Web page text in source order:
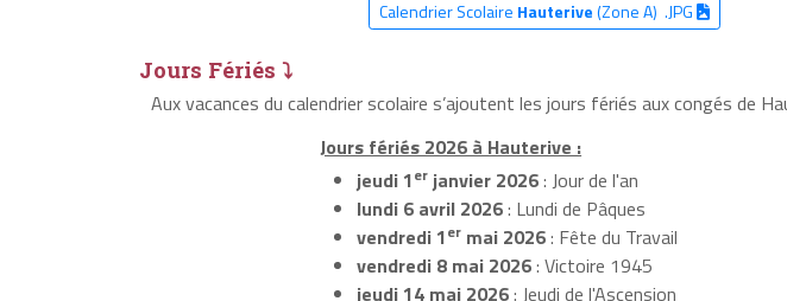
Calendrier Scolaire Hauterive(Zone A) .JPG
Jours Fériés ⤵
Aux vacances du calendrier scolaire s’ajoutent les jours fériés aux congés de
Jours fériés 2026 à Hauterive :
jeudi 1erjanvier 2026: Jour de l'an
lundi 6 avril 2026: Lundi de Pâques
vendredi 1ermai 2026: Fête du Travail
vendredi 8 mai 2026: Victoire 1945
jeudi 14 mai 2026: Jeudi de l'Ascension